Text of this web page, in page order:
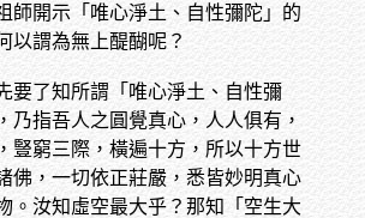
師開示「唯心淨土、自性彌陀」的
以謂為無上醍醐呢？
要了知所謂「唯心淨土、自性彌
乃指吾人之圓覺真心，人人俱有，
豎窮三際，橫遍十方，所以十方世
佛，一切依正莊嚴，悉皆妙明真心
。汝知虛空最大乎？那知「空生大